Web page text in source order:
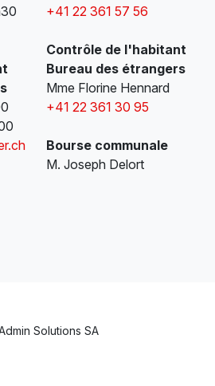
+41 22 361 57 56
Contrôle de l'habitant
Bureau des étrangers
Mme Florine Hennard
+41 22 361 30 95
Bourse communale
M. Joseph Delort
Solutions SA